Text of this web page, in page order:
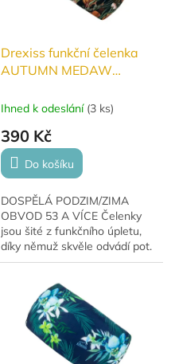
Drexiss funkční čelenka
AUTUMN MEDAW
Ihned k odeslání (3 ks)
390 Kč
Do košíku
DOSPĚLÁ PODZIM/ZIMA
OBVOD 53 A VÍCE Čelenky
jsou šité z funkčního úpletu,
díky němuž skvěle odvádí pot.